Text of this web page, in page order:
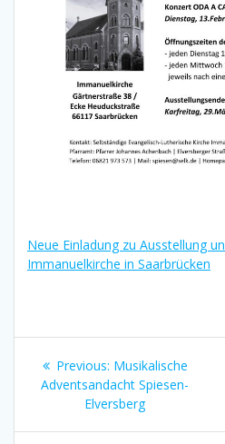
Neue Einladung zu Ausstellung
Immanuelkirche in Saarbrücken
Previous: Previous
post:
Musikalische
Adventsandacht Spiesen-
Elversberg